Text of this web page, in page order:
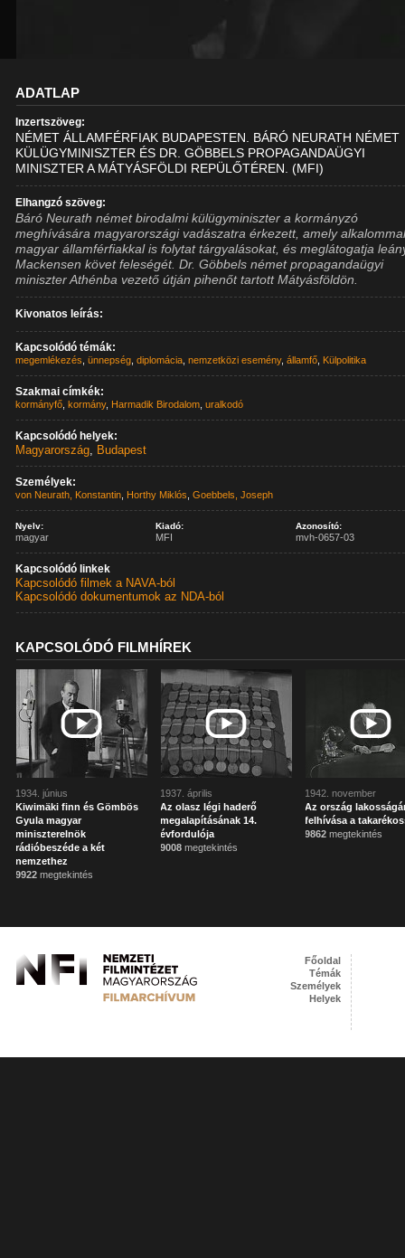
ADATLAP
Inzertszöveg:
NÉMET ÁLLAMFÉRFIAK BUDAPESTEN. BÁRÓ NEURATH NÉMET
KÜLÜGYMINISZTER ÉS DR. GÖBBELS PROPAGANDAÜGYI
MINISZTER A MÁTYÁSFÖLDI REPÜLŐTÉREN. (MFI)
Elhangzó szöveg:
Báró Neurath német birodalmi külügyminiszter a kormányzó
meghívására magyarországi vadászatra érkezett, amely
magyar államférfiakkal is folytat tárgyalásokat, és meglátogatja
Mackensen követ feleségét. Dr. Göbbels német propagandaügyi
miniszter Athénba vezető útján pihenőt tartott Mátyásföldön.
Kivonatos leírás:
Kapcsolódó témák:
megemlékezés ,ünnepség ,diplomácia ,nemzetközi esemény,államfő Külpolitika
Szakmai címkék:
kormányfő ,kormány, Harmadik Birodalom ,uralkodó
Kapcsolódó helyek:
Magyarország, Budapest
Személyek:
von Neurath, Konstantin Horthy Miklós ,Goebbels, Joseph
Nyelv:
magyar
Kiadó:
MFI
Azonosító:
mvh-0657-03
Kapcsolódó linkek
Kapcsolódó filmek a NAVA-ból
Kapcsolódó dokumentumok az NDA-ból
KAPCSOLÓDÓ FILMHÍREK
1934. június
Kiwimäki finn és Gömbös
Gyula magyar
miniszterelnök
rádióbeszéde a két
nemzethez
9922 megtekintés
1937. április
Az olasz légi haderő
megalapításának 14.
évfordulója
9008 megtekintés
1942. november
Az ország
felhívása a
9862 megtekintés
Főoldal
Témák
Személyek
Helyek